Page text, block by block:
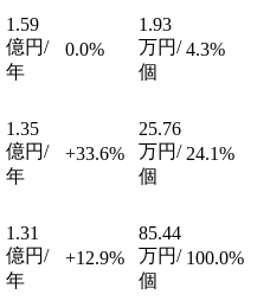
1.59
億円/
年
0.0%
1.93
万円/
個
4.3%
1.35
億円/
年
+33.6%
25.76
万円/
個
24.1%
1.31
億円/
年
+12.9%
85.44
万円/
個
100.0%